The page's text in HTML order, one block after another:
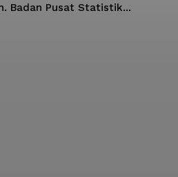
Badan Pusat Statistik...